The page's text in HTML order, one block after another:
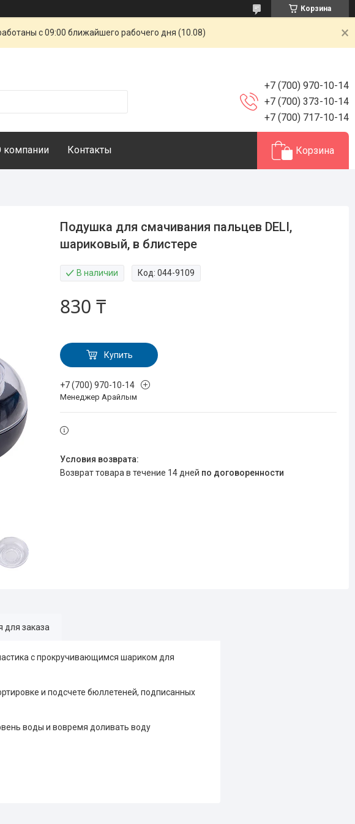
Корзина
с 09:00 ближайшего рабочего дня (10.08)
+7 (700) 970-10-14
+7 (700) 373-10-14
+7 (700) 717-10-14
компании Контакты Корзина
Подушка для смачивания пальцев DELI,
шариковый, в блистере
В наличии Код:044-9109
830 ₸
Купить
+7 (700) 970-10-14
Менеджер Арайлым
возврат товара в течение 14 дней по договоренности
заказа
с прокручивающимся шариком для
и подсчете бюллетеней, подписанных
воды и вовремя доливать воду